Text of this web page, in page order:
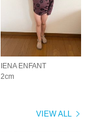
IENA ENFANT
2cm
VIEW ALL